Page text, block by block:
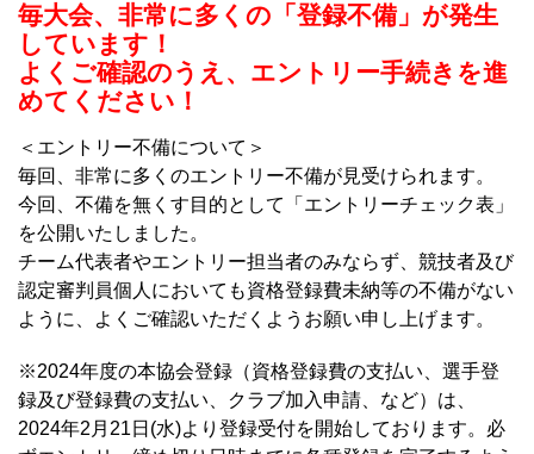
毎大会、非常に多くの「登録不備」が発生
しています！
よくご確認のうえ、エントリー手続きを進
めてください！
＜エントリー不備について＞
毎回、非常に多くのエントリー不備が見受けられます。
今回、不備を無くす目的として「エントリーチェック表」
を公開いたしました。
チーム代表者やエントリー担当者のみならず、競技者及び
認定審判員個人においても資格登録費未納等の不備がない
ように、よくご確認いただくようお願い申し上げます。
※2024年度の本協会登録（資格登録費の支払い、選手登
録及び登録費の支払い、クラブ加入申請、など）は、
2024年2月21日(水)より登録受付を開始しております。必